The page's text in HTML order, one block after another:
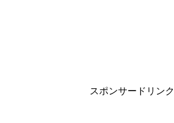
スポンサードリンク